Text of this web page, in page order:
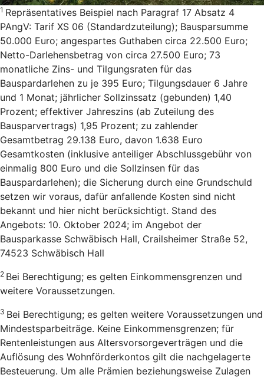
1 Repräsentatives Beispiel nach Paragraf 17 Absatz 4
PAngV: Tarif XS 06 (Standardzuteilung); Bausparsumme
50.000 Euro; angespartes Guthaben circa 22.500 Euro;
Netto-Darlehensbetrag von circa 27.500 Euro; 73
monatliche Zins- und Tilgungsraten für das
Bauspardarlehen zu je 395 Euro; Tilgungsdauer 6 Jahre
und 1 Monat; jährlicher Sollzinssatz (gebunden) 1,40
Prozent; effektiver Jahreszins (ab Zuteilung des
Bausparvertrags) 1,95 Prozent; zu zahlender
Gesamtbetrag 29.138 Euro, davon 1.638 Euro
Gesamtkosten (inklusive anteiliger Abschlussgebühr von
einmalig 800 Euro und die Sollzinsen für das
Bauspardarlehen); die Sicherung durch eine Grundschuld
setzen wir voraus, dafür anfallende Kosten sind nicht
bekannt und hier nicht berücksichtigt. Stand des
Angebots: 10. Oktober 2024; im Angebot der
Bausparkasse Schwäbisch Hall, Crailsheimer Straße 52,
74523 Schwäbisch Hall
2 Bei Berechtigung; es gelten Einkommensgrenzen und
weitere Voraussetzungen.
3 Bei Berechtigung; es gelten weitere Voraussetzungen und
Mindestsparbeiträge. Keine Einkommensgrenzen; für
Rentenleistungen aus Altersvorsorgeverträgen und die
Auflösung des Wohnförderkontos gilt die nachgelagerte
Besteuerung. Um alle Prämien beziehungsweise Zulagen